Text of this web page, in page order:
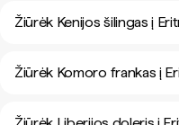
Žiūrėk Kenijos šilingas į
Žiūrėk Komoro frankas į